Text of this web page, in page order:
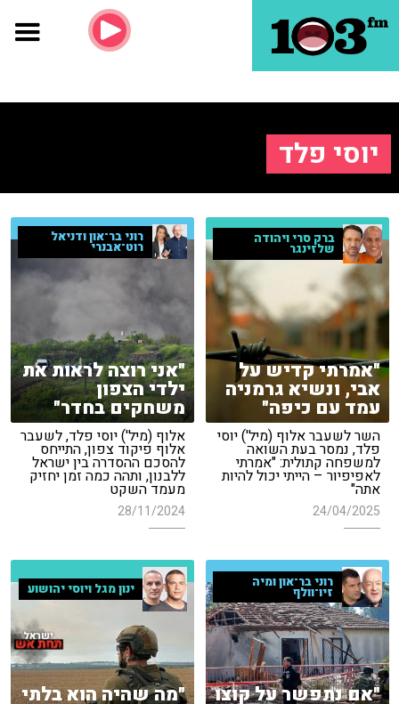
יוסי פלד
ברק סרי ויהודה
שלזינגר
"אמרתי קדיש על
אבי, ונשיא גרמניה
עמד עם כיפה"
השר לשעבר אלוף (מיל') יוסי
פלד, נמסר בעת השואה
למשפחה קתולית: "אמרתי
לאפיפיור – הייתי יכול להיות
אתה"
24/04/2025
רוני בר־און ודניאל
רוט־אבנרי
"אני רוצה לראות את
ילדי הצפון
משחקים בחדר"
אלוף (מיל') יוסי פלד, לשעבר
אלוף פיקוד צפון, התייחס
להסכם ההסדרה בין ישראל
ללבנון, ותהה כמה זמן יחזיק
מעמד השקט
28/11/2024
רוני בר־און ומיה
זיו־וולף
"אם נתפשר על קוצו
ינון מגל ויוסי יהושוע
"מה שהיה הוא בלתי